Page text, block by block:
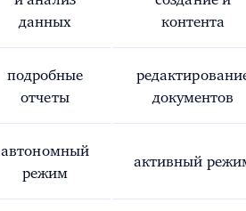
данных
контента
подробные
отчеты
документов
автономный
режим
активный